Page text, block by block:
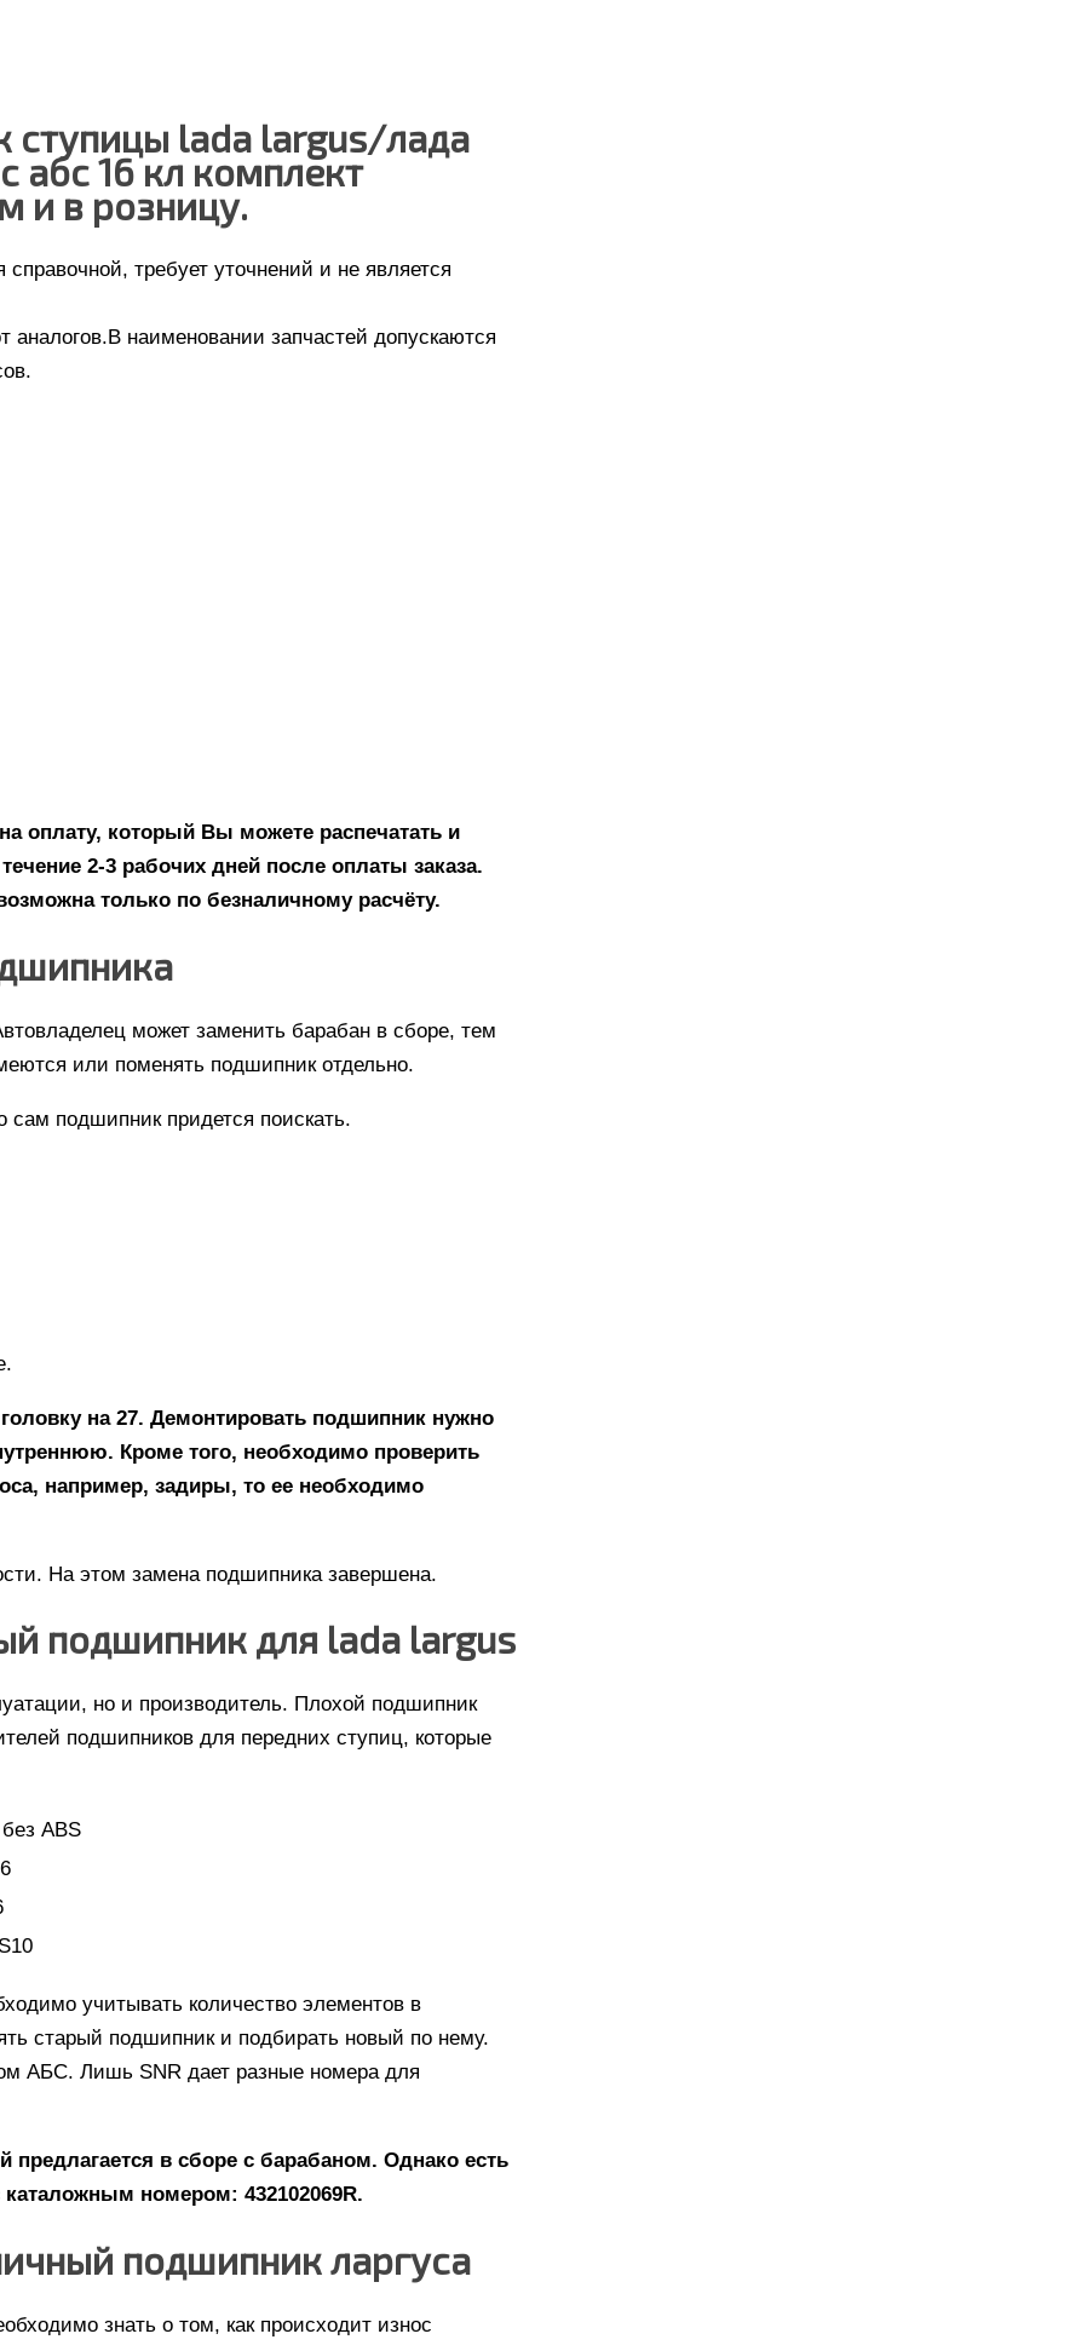
ступицы lada largus/лада
абс 16 кл комплект
и в розницу.
требует уточнений и не является
наименовании запчастей допускаются
оплату, который Вы можете распечатать и
2-3 рабочих дней после оплаты заказа.
только по безналичному расчёту.
может заменить барабан в сборе, тем
или поменять подшипник отдельно.
сам подшипник придется поискать.
на 27. Демонтировать подшипник нужно
Кроме того, необходимо проверить
например, задиры, то ее необходимо
На этом замена подшипника завершена.
подшипник для lada largus
но и производитель. Плохой подшипник
подшипников для передних ступиц, которые
ABS
учитывать количество элементов в
старый подшипник и подбирать новый по нему.
АБС. Лишь SNR дает разные номера для
предлагается в сборе с барабаном. Однако есть
номером: 432102069R.
подшипник ларгуса
знать о том, как происходит износ